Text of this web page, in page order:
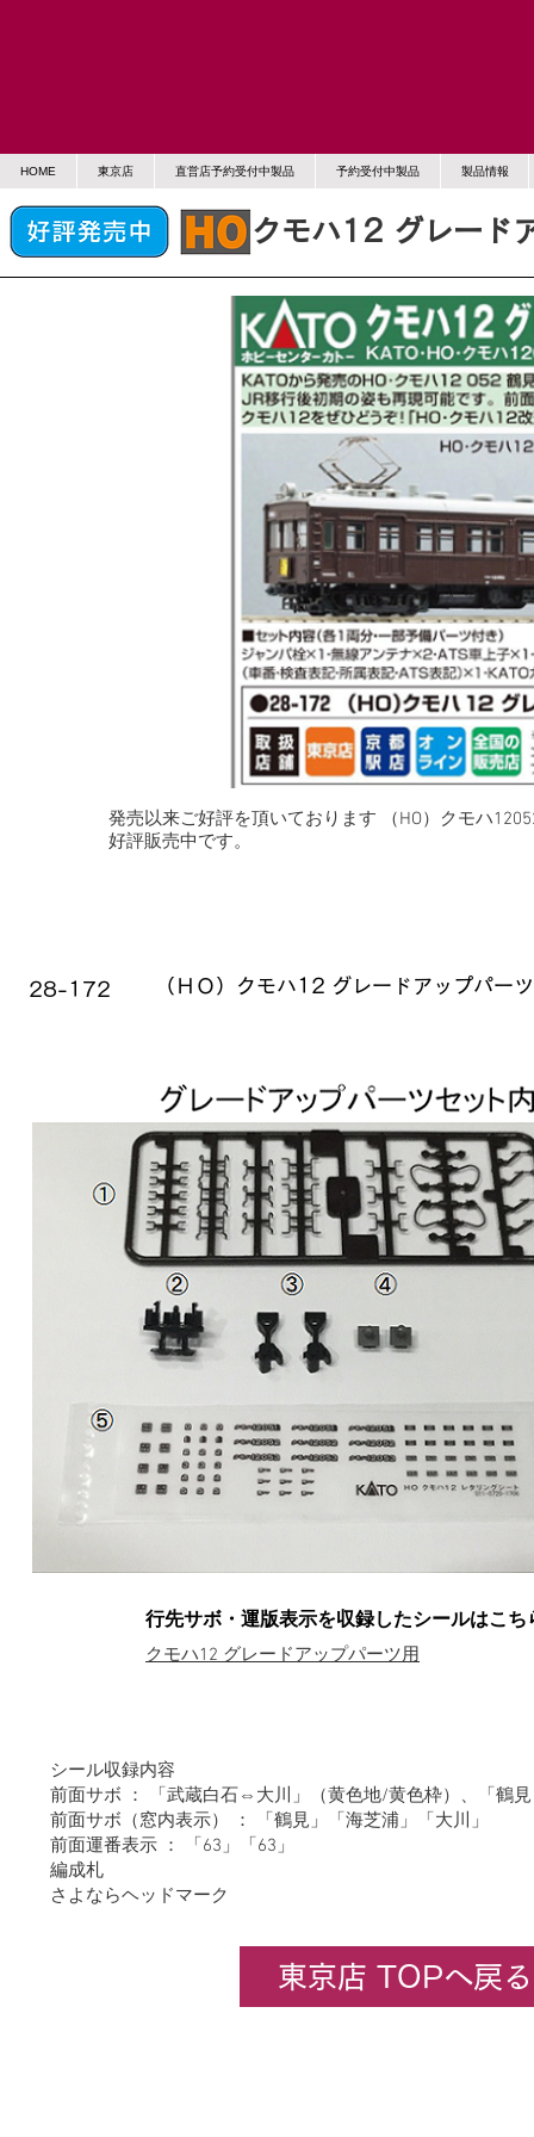
HOME 東京店 直営店予約受付中製品 予約受付中製品 製品情報
クモハ12 グレード
発売以来ご好評を頂いております （HO）クモハ
好評販売中です。
28-172 （ＨＯ）クモハ12 グレードアップパー
クモハ12 グレードアップパーツ用
行先サボ・運版表示を収録したシールはこ
東京店 TOPへ戻る
シール収録内容
前面サボ ： 「武蔵白石⇔大川」（黄色地/黄色枠）、「鶴
前面サボ（窓内表示） ： 「鶴見」「海芝浦」「大川」
前面運番表示 ： 「63」「63」
編成札
さよならヘッドマーク